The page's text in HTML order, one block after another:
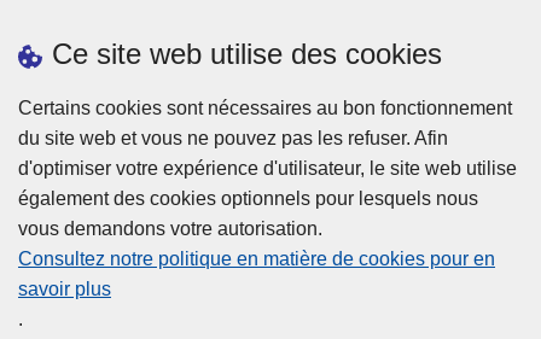
Ce site web utilise des cookies
Certains cookies sont nécessaires au bon fonctionnement
du site web et vous ne pouvez pas les refuser. Afin
d'optimiser votre expérience d'utilisateur, le site web utilise
également des cookies optionnels pour lesquels nous
vous demandons votre autorisation.
Consultez notre politique en matière de cookies pour en
savoir plus
.
Téléchargements